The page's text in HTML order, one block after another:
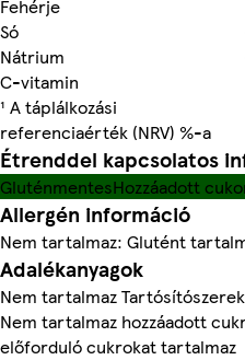
Fehérje
Só
Nátrium
C-vitamin
¹ A táplálkozási
referenciaérték (NRV) %-a
Étrenddel kapcsolatos
GluténmentesHozzáadott
Allergén információ
Nem tartalmaz: Glutént
Adalékanyagok
Nem tartalmaz Tartósítószerek
Nem tartalmaz hozzáadott
előforduló cukrokat tartalmaz